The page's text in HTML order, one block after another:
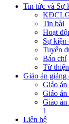
Tin tức và Sự
Tin bài
Hoạt
Sự kiện
Tuyển
Báo chí
Từ thiện
Giáo án giảng
Giáo
Giáo
Giáo
1
Liên hệ